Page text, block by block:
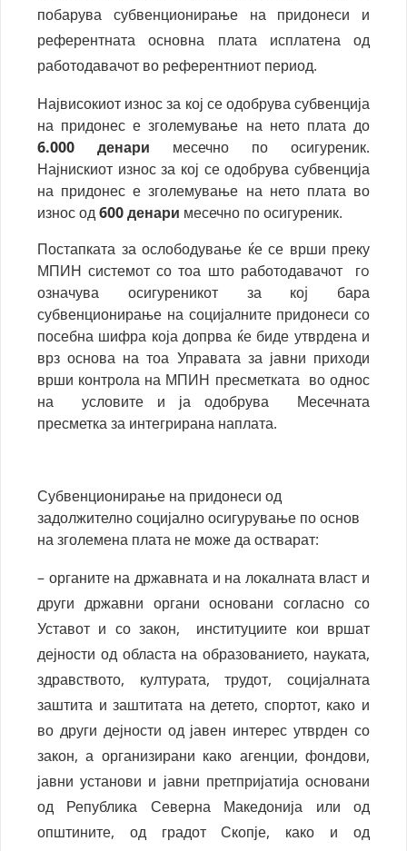
побарува субвенционирање на придонеси и
референтната основна плата исплатена од
работодавачот во референтниот период.
Највисокиот износ за кој се одобрува субвенција
на придонес е зголемување на нето плата до
6.000 денари месечно по осигуреник.
Најнискиот износ за кој се одобрува субвенција
на придонес е зголемување на нето плата во
износ од600 денари месечно по осигуреник.
Постапката за ослободување ќе се врши преку
МПИН системот со тоа што работодавачот гo
означува осигуреникот за коj бара
субвенционирање на социјалните придонеси со
посебна шифра која допрва ќе биде утврдена и
врз основа на тоа Управата за јавни приходи
врши контрола на МПИН пресметката во однос
на условите и ја одобрува Месечната
пресметка за интегрирана наплата.
Субвенционирање на придонеси од
задолжително социјално осигурување по основ
на зголемена плата не може да остварат:
– органите на државната и на локалната власт и
други државни органи основани согласно со
Уставот и со закон, институциите кои вршат
дејности од областа на образованието, науката,
здравството, културата, трудот, социјалната
заштита и заштитата на детето, спортот, како и
во други дејности од јавен интерес утврден со
закон, а организирани како агенции, фондови,
јавни установи и јавни претпријатија основани
од Република Северна Македонија или од
општините, од градот Скопје, како и од